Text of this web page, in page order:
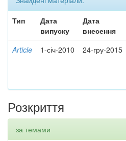
Тип
Дата
випуску
Дата
внесення
Article 1-січ-2010 24-гру-2015
Розкриття
за темами